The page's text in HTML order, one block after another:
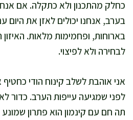
כחלק מהתכנון ולא כתקלה. אם
בערב, אנחנו יכולים לאזן את היום
בארוחות, ופחמימות מלאות.
לבחירה ולא לפיצוי.
אני אוהבת לשלב קינוח הודי
לפני שמגיעה עייפות הערב. כדור
תה חם עם קינמון הוא פתרון